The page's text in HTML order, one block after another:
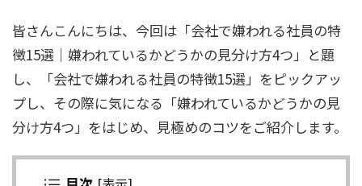
皆さんこんにちは、今回は「会社で嫌われる社員の特
徴15選｜嫌われているかどうかの見分け方4つ」と題
し、「会社で嫌われる社員の特徴15選」をピックアッ
プし、その際に気になる「嫌われているかどうかの見
分け方4つ」をはじめ、見極めのコツをご紹介します。